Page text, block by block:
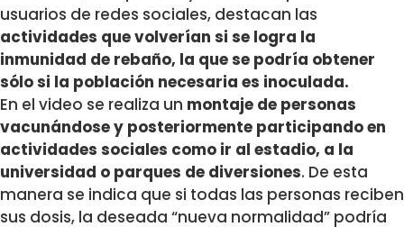
usuarios de redes sociales, destacan las
actividades que volverían si se logra la
inmunidad de rebaño, la que se podría obtener
sólo si la población necesaria es inoculada.
En el video se realiza un montaje de personas
vacunándose y posteriormente participando en
actividades sociales como ir al estadio, a la
universidad o parques de diversiones. De esta
manera se indica que si todas las personas reciben
sus dosis, la deseada “nueva normalidad” podría